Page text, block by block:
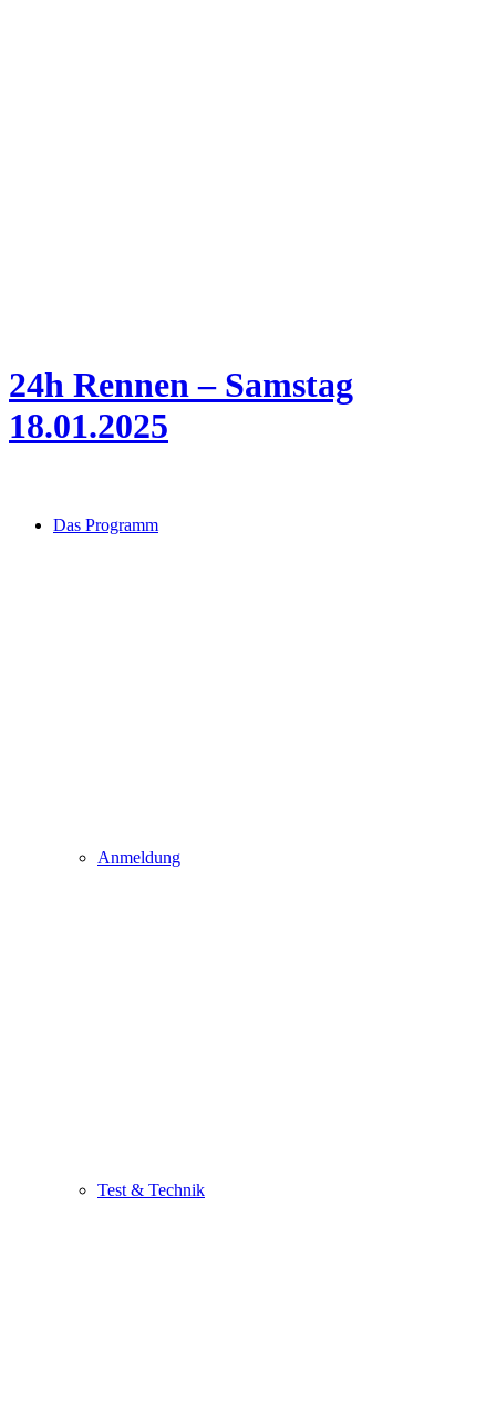
Das Programm
Anmeldung
Test & Technik
24h Rennen – Samstag
18.01.2025